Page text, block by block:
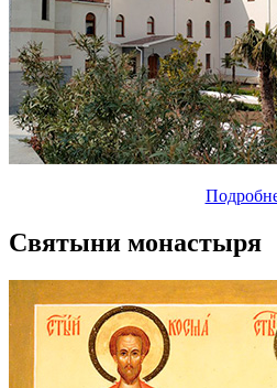
Святыни монастыря